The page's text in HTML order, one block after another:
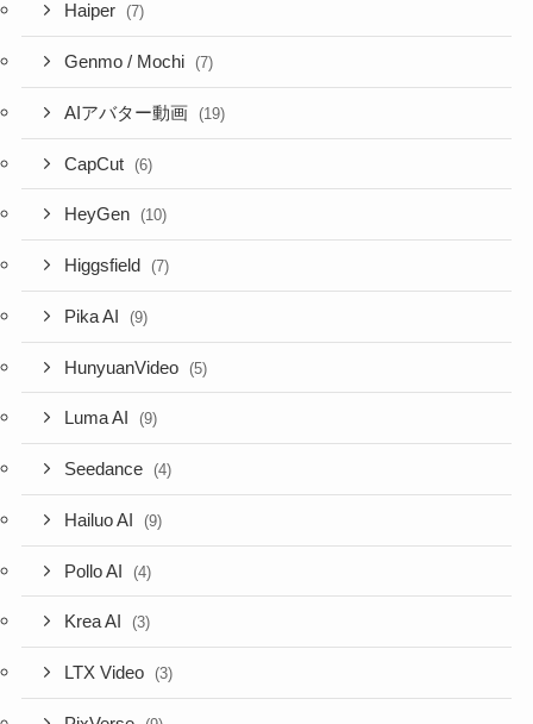
Haiper (7)
Genmo / Mochi (7)
AIアバター動画 (19)
CapCut (6)
HeyGen (10)
Higgsfield (7)
Pika AI (9)
HunyuanVideo (5)
Luma AI (9)
Seedance (4)
Hailuo AI (9)
Pollo AI (4)
Krea AI (3)
LTX Video (3)